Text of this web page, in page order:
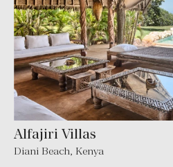
Alfajiri Villas
Diani Beach, Kenya